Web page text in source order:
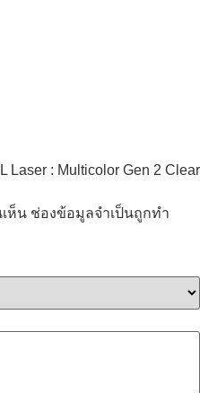
: Multicolor Gen 2 Clear
ห็น ช่องข้อมูลจำเป็นถูกทำ